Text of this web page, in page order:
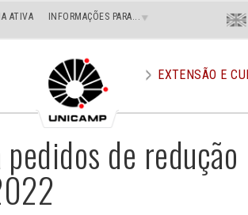
ATIVA INFORMAÇÕES PARA... Menu
Direito
En
EXTENSÃO E
de redução